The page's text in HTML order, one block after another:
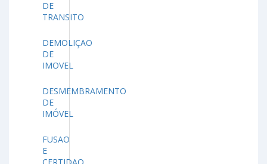
DE
TRANSITO
DEMOLIÇAO
DE
IMOVEL
DESMEMBRAMENTO
DE
IMÓVEL
FUSAO
E